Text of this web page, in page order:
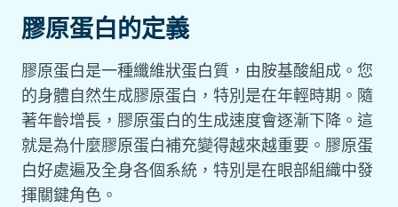
膠原蛋白的定義
膠原蛋白是一種纖維狀蛋白質，由胺基酸組成。您
的身體自然生成膠原蛋白，特別是在年輕時期。隨
著年齡增長，膠原蛋白的生成速度會逐漸下降。這
就是為什麼膠原蛋白補充變得越來越重要。膠原蛋
白好處遍及全身各個系統，特別是在眼部組織中發
揮關鍵角色。